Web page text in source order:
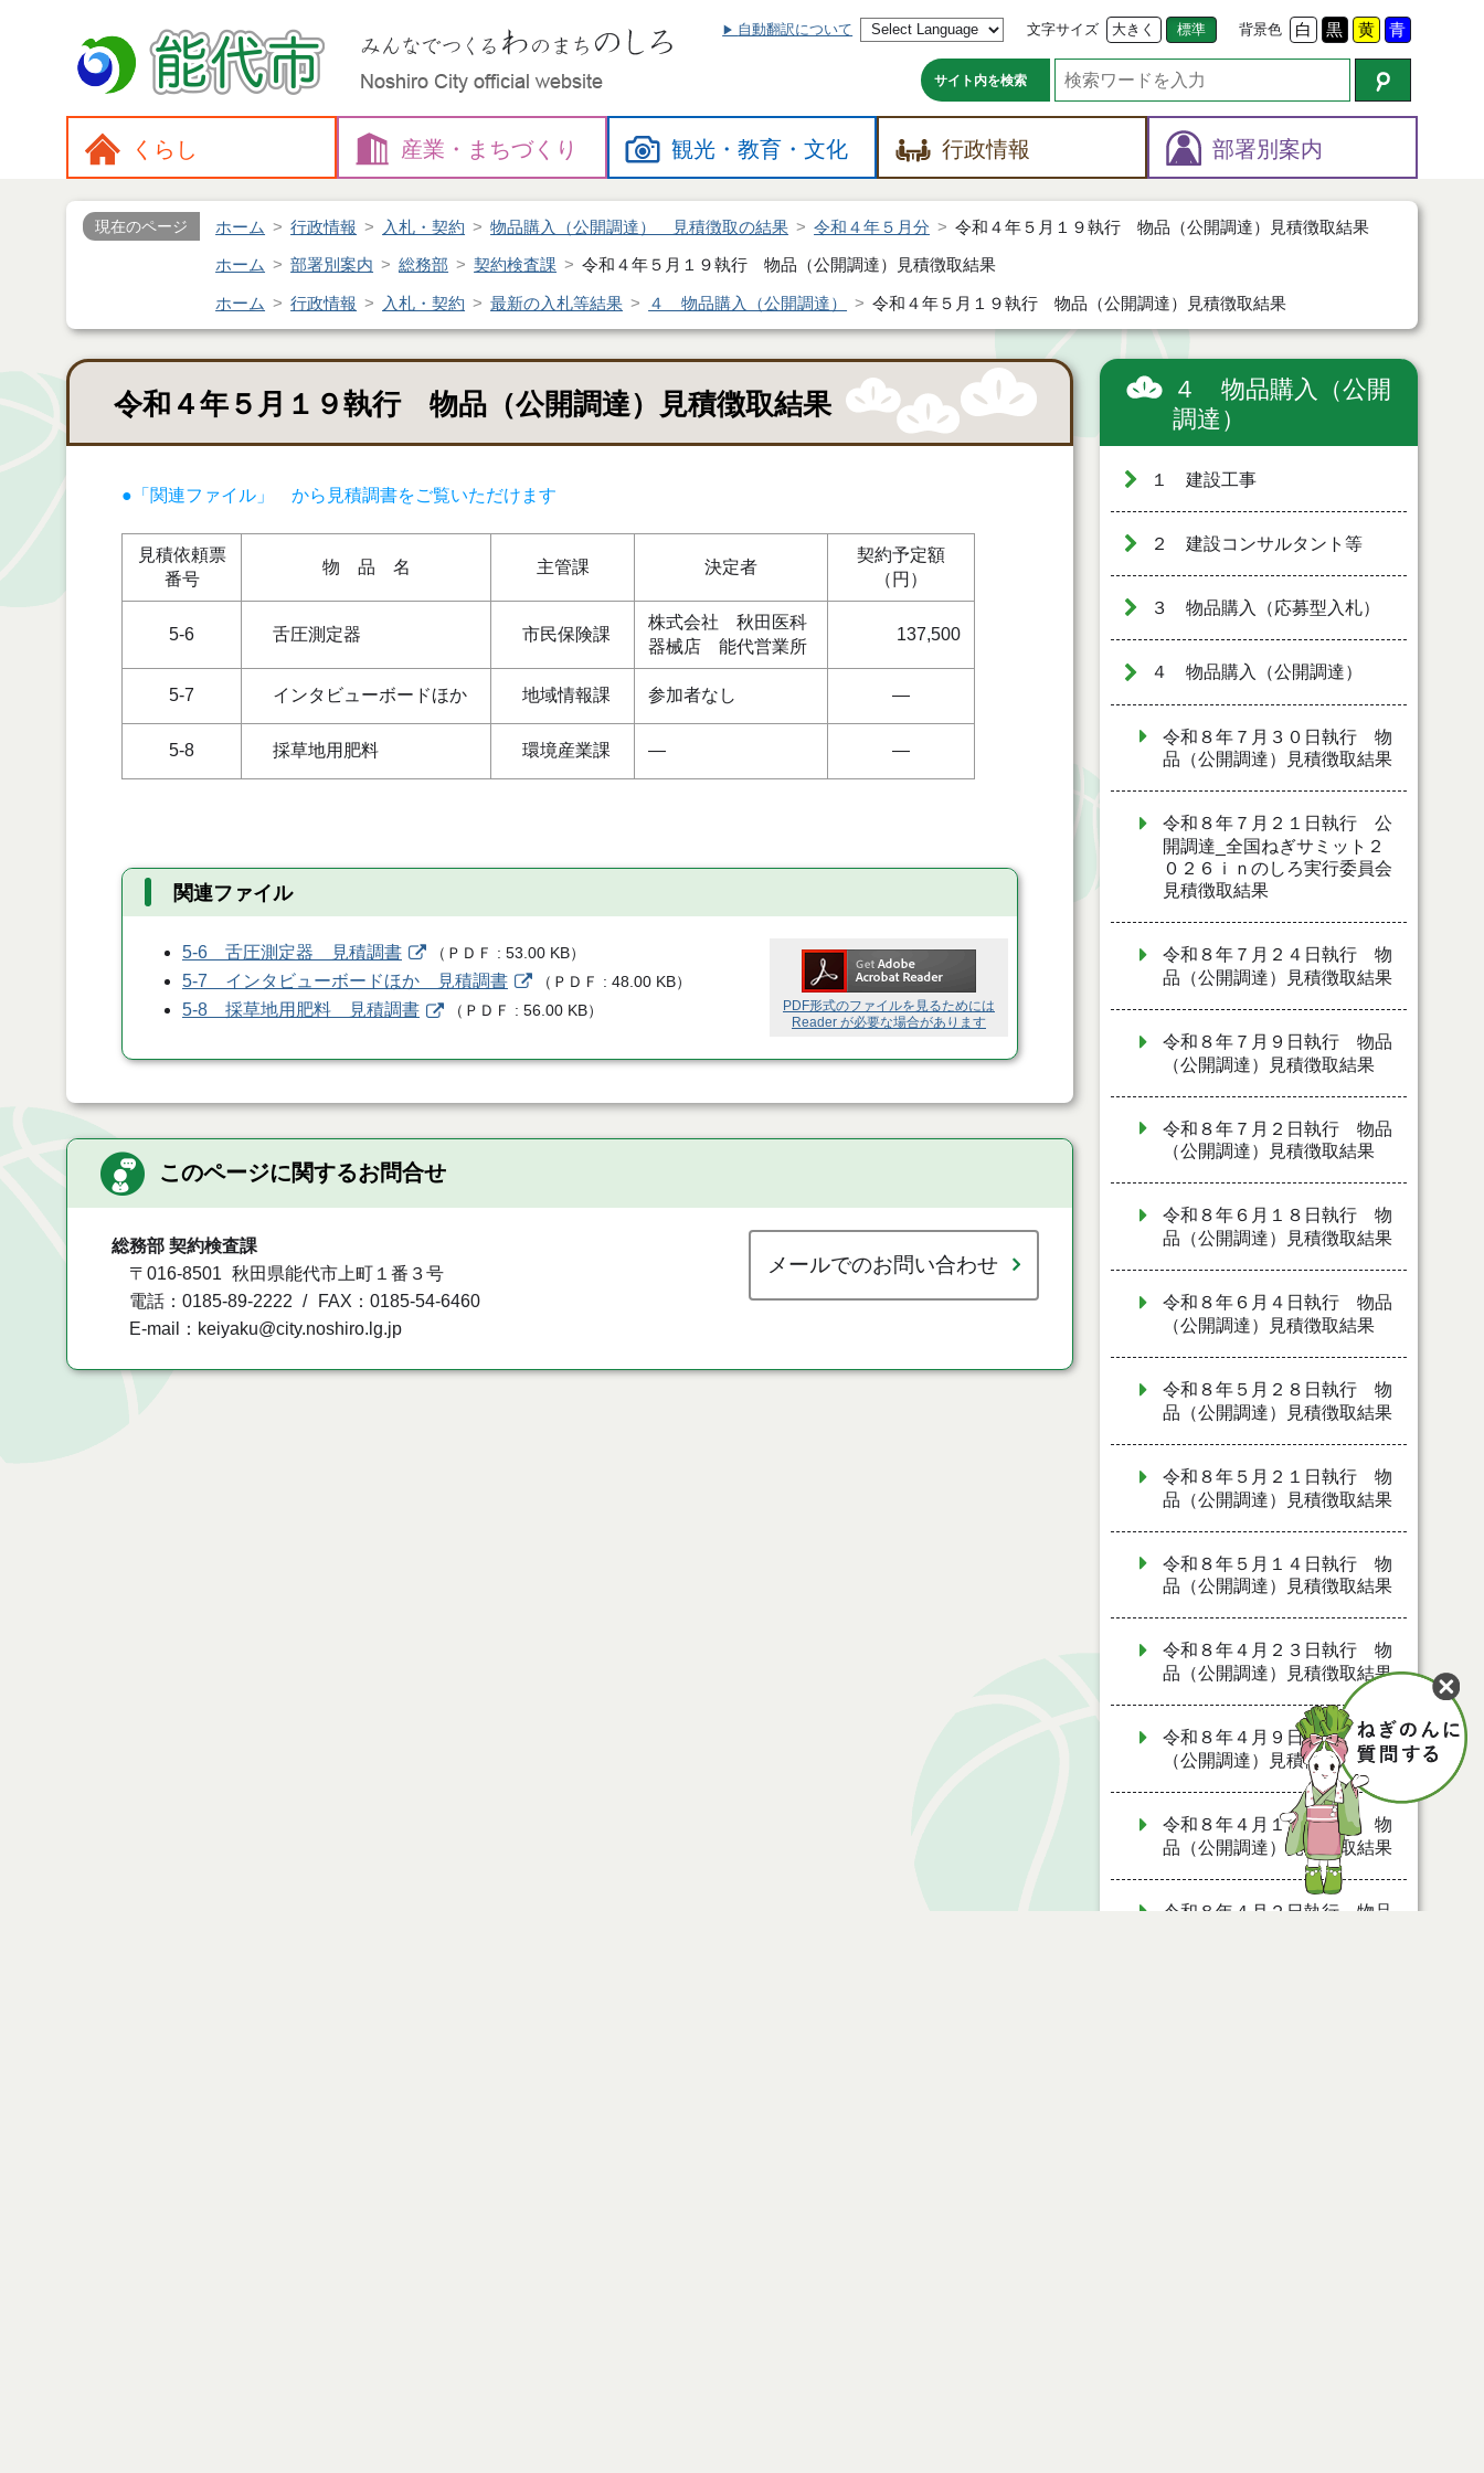
自動翻訳について 文字サイズ 大きく 標準 背景色 白 黒 黄 青
サイト内を検索
くらし 産業・ まちづくり 観光・教育・文化 行政情報 部署別案内
現在のページ ホーム 行政情報 入札・契約 物品購入（公開調達） 見積徴取の結果 令和４年５月分 令和４年５月１９執行 物品（公開調達）見積徴取結果
ホーム 部署別案内 総務部 契約検査課 令和４年５月１９執行 物品（公開調達）見積徴取結果
ホーム 行政情報 入札・契約 最新の入札等結果 ４ 物品購入（公開調達） 令和４年５月１９執行 物品（公開調達）見積徴取結果
令和４年５月１９執行 物品（公開調達）見積徴取結果
●「関連ファイル」 から見積調書をご覧いただけます
見積依頼票
番号
物 品 名 主管課 決定者
契約予定額
（円）
5-6 舌圧測定器 市民保険課
株式会社 秋田医科
器械店 能代営業所
137,500
5-7 インタビューボードほか 地域情報課 参加者なし ―
5-8 採草地用肥料 環境産業課 ― ―
関連ファイル
PDF形式のファイルを見るためには
Reader が必要な場合があります
5-6 舌圧測定器 見積調書 （ ＰＤＦ 53.00 KB）
5-7 インタビューボードほか 見積調書 （ ＰＤＦ 48.00 KB）
5-8 採草地用肥料 見積調書 （ ＰＤＦ 56.00 KB）
このページに関するお問合せ
総務部 契約検査課
〒016-8501
秋田県能代市上町１番３号
電話：0185-89-2222
FAX：0185-54-6460
E-mail：keiyaku@city.noshiro.lg.jp
メールでのお問い合わせ
４ 物品購入（公開
調達）
１ 建設工事
２ 建設コンサルタント等
３ 物品購入（応募型入札）
４ 物品購入（公開調達）
令和８年７月３０日執行 物
品（公開調達）見積徴取結果
令和８年７月２１日執行 公
開調達_全国ねぎサミット２
０２６ｉｎのしろ実行委員会
見積徴取結果
令和８年７月２４日執行 物
品（公開調達）見積徴取結果
令和８年７月９日執行 物品
（公開調達）見積徴取結果
令和８年７月２日執行 物品
（公開調達）見積徴取結果
令和８年６月１８日執行 物
品（公開調達）見積徴取結果
令和８年６月４日執行 物品
（公開調達）見積徴取結果
令和８年５月２８日執行 物
品（公開調達）見積徴取結果
令和８年５月２１日執行 物
品（公開調達）見積徴取結果
令和８年５月１４日執行 物
品（公開調達）見積徴取結果
令和８年４月２３日執行 物
品（公開調達）見積徴取結果
令和８年４月９日執行 物品
（公開調達）見積徴取結果
令和８年４月１６日執行 物
品（公開調達）見積徴取結果
令和８年４月２日執行 物品